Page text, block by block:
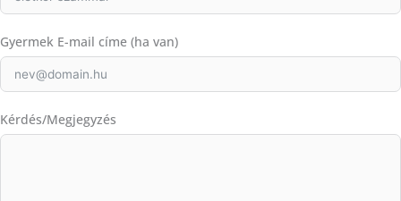
Gyermek E-mail címe (ha van)
Kérdés/Megjegyzés